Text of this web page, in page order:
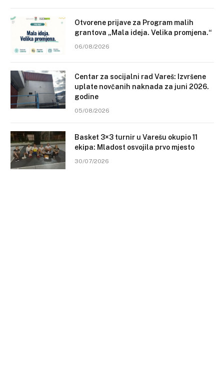
Otvorene prijave za Program malih
grantova „Mala ideja. Velika promjena.“
06/08/2026
Centar za socijalni rad Vareš: Izvršene
uplate novčanih naknada za juni 2026.
godine
05/08/2026
Basket 3×3 turnir u Varešu okupio 11
ekipa: Mladost osvojila prvo mjesto
30/07/2026